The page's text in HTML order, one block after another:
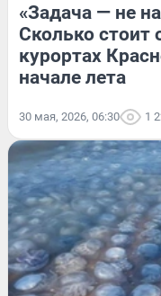
«Задача — не
Сколько стоит
курортах
начале лета
30 мая, 2026, 06:30 1